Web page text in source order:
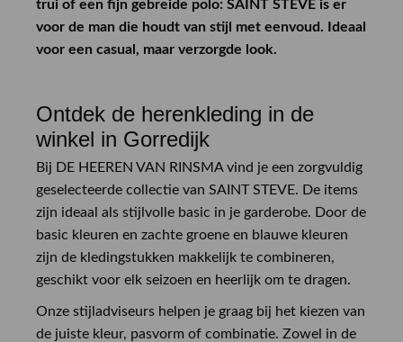
trui of een fijn gebreide polo: SAINT STEVE is er
voor de man die houdt van stijl met eenvoud. Ideaal
voor een casual, maar verzorgde look.
Ontdek de herenkleding in de
winkel in Gorredijk
Bij DE HEEREN VAN RINSMA vind je een zorgvuldig
geselecteerde collectie van SAINT STEVE. De items
zijn ideaal als stijlvolle basic in je garderobe. Door de
basic kleuren en zachte groene en blauwe kleuren
zijn de kledingstukken makkelijk te combineren,
geschikt voor elk seizoen en heerlijk om te dragen.
Onze stijladviseurs helpen je graag bij het kiezen van
de juiste kleur, pasvorm of combinatie. Zowel in de